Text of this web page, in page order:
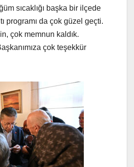
sıcaklığı başka bir ilçede
programı da çok güzel geçti.
çok memnun kaldık.
çok teşekkür